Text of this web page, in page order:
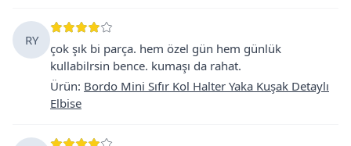
RY
çok şık bi parça. hem özel gün hem günlük
kullabilrsin bence. kumaşı da rahat.
Ürün: Bordo Mini Sıfır Kol Halter Yaka Kuşak Detaylı
Elbise